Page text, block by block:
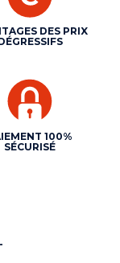
DES PRIX
100%
SÉCURISÉ